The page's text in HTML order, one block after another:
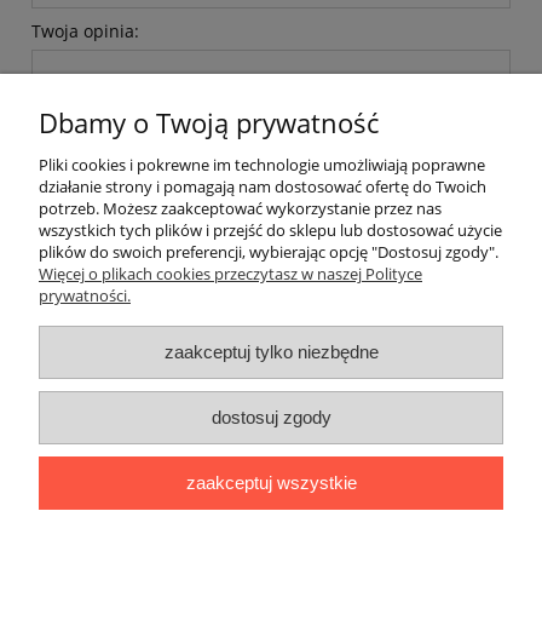
Twoja opinia:
Inteligentny dom ( POCKET HOME )
Promocje i transport gratis
Automatyka NOVATEK
Polityka prywatności
Zwroty i reklamacje
Promocyjne Ceny|Wiklinowa 24, 21-010 Łęczna (woj. lubelskie)|
Dbamy o Twoją prywatność
Pliki cookies i pokrewne im technologie umożliwiają poprawne
działanie strony i pomagają nam dostosować ofertę do Twoich
potrzeb. Możesz zaakceptować wykorzystanie przez nas
wszystkich tych plików i przejść do sklepu lub dostosować użycie
plików do swoich preferencji, wybierając opcję "Dostosuj zgody".
Więcej o plikach cookies przeczytasz w naszej Polityce
prywatności.
zaakceptuj tylko niezbędne
dostosuj zgody
zaakceptuj wszystkie